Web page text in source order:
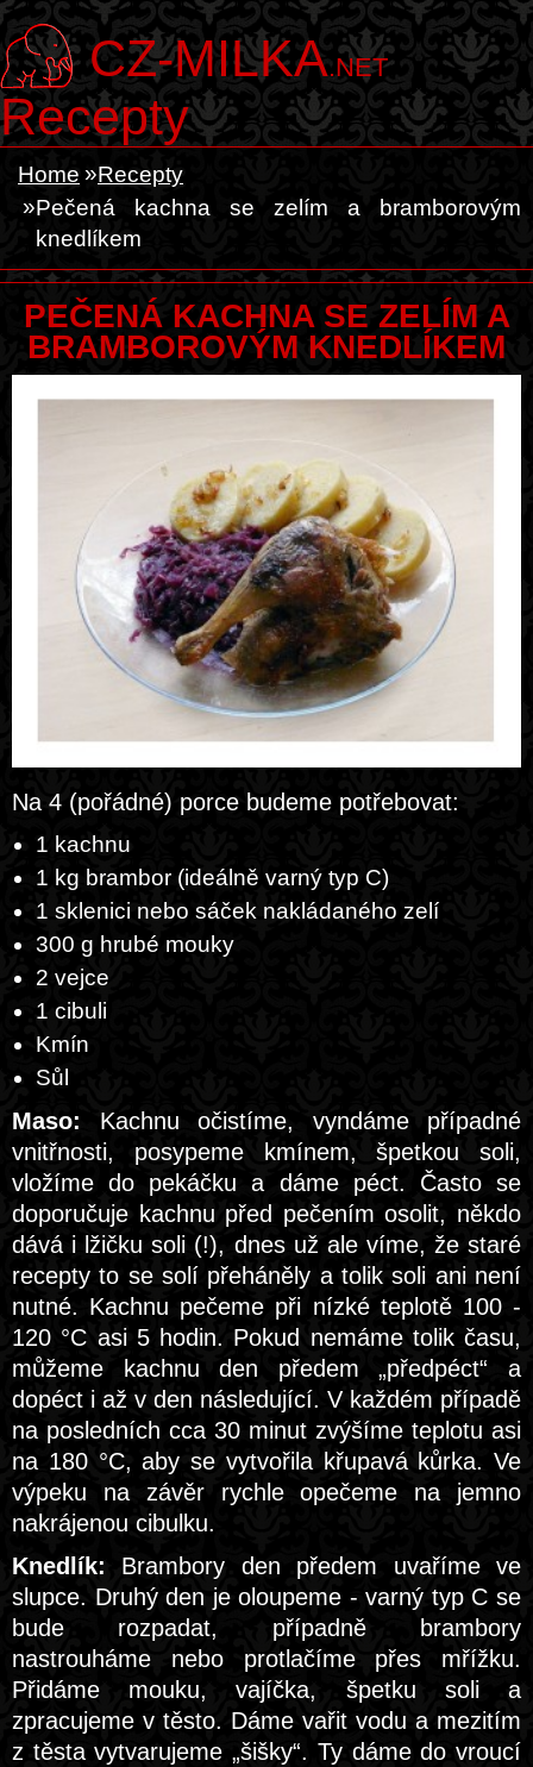
CZ-MILKA.NET
Recepty
Home
Recepty
Pečená kachna se zelím a bramborovým
knedlíkem
PEČENÁ KACHNA SE ZELÍM A
BRAMBOROVÝM KNEDLÍKEM
Na 4 (pořádné) porce budeme potřebovat:
1 kachnu
1 kg brambor (ideálně varný typ C)
1 sklenici nebo sáček nakládaného zelí
300 g hrubé mouky
2 vejce
1 cibuli
Kmín
Sůl
Maso: Kachnu očistíme, vyndáme případné
vnitřnosti, posypeme kmínem, špetkou soli,
vložíme do pekáčku a dáme péct. Často se
doporučuje kachnu před pečením osolit, někdo
dává i lžičku soli (!), dnes už ale víme, že staré
recepty to se solí přeháněly a tolik soli ani není
nutné. Kachnu pečeme při nízké teplotě 100 -
120 °C asi 5 hodin. Pokud nemáme tolik času,
můžeme kachnu den předem „předpéct“ a
dopéct i až v den následující. V každém případě
na posledních cca 30 minut zvýšíme teplotu asi
na 180 °C, aby se vytvořila křupavá kůrka. Ve
výpeku na závěr rychle opečeme na jemno
nakrájenou cibulku.
Knedlík: Brambory den předem uvaříme ve
slupce. Druhý den je oloupeme - varný typ C se
bude rozpadat, případně brambory
nastrouháme nebo protlačíme přes mřížku.
Přidáme mouku, vajíčka, špetku soli a
zpracujeme v těsto. Dáme vařit vodu a mezitím
z těsta vytvarujeme „šišky“. Ty dáme do vroucí